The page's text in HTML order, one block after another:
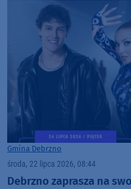
Gmina Debrzno
środa, 22 lipca 2026, 08:44
Debrzno zaprasza na